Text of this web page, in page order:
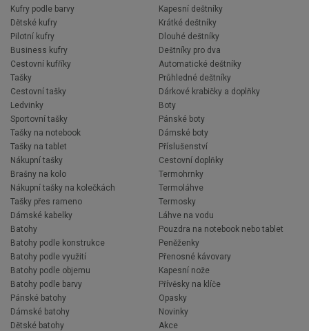
Kufry podle barvy
Dětské kufry
Pilotní kufry
Business kufry
Cestovní kufříky
Tašky
Cestovní tašky
Ledvinky
Sportovní tašky
Tašky na notebook
Tašky na tablet
Nákupní tašky
Brašny na kolo
Nákupní tašky na kolečkách
Tašky přes rameno
Dámské kabelky
Batohy
Batohy podle konstrukce
Batohy podle využití
Batohy podle objemu
Batohy podle barvy
Pánské batohy
Dámské batohy
Dětské batohy
Kapesní deštníky
Krátké deštníky
Dlouhé deštníky
Deštníky pro dva
Automatické deštníky
Průhledné deštníky
Dárkové krabičky a doplňky
Boty
Pánské boty
Dámské boty
Příslušenství
Cestovní doplňky
Termohrnky
Termoláhve
Termosky
Láhve na vodu
Pouzdra na notebook nebo tablet
Peněženky
Přenosné kávovary
Kapesní nože
Přívěsky na klíče
Opasky
Novinky
Akce